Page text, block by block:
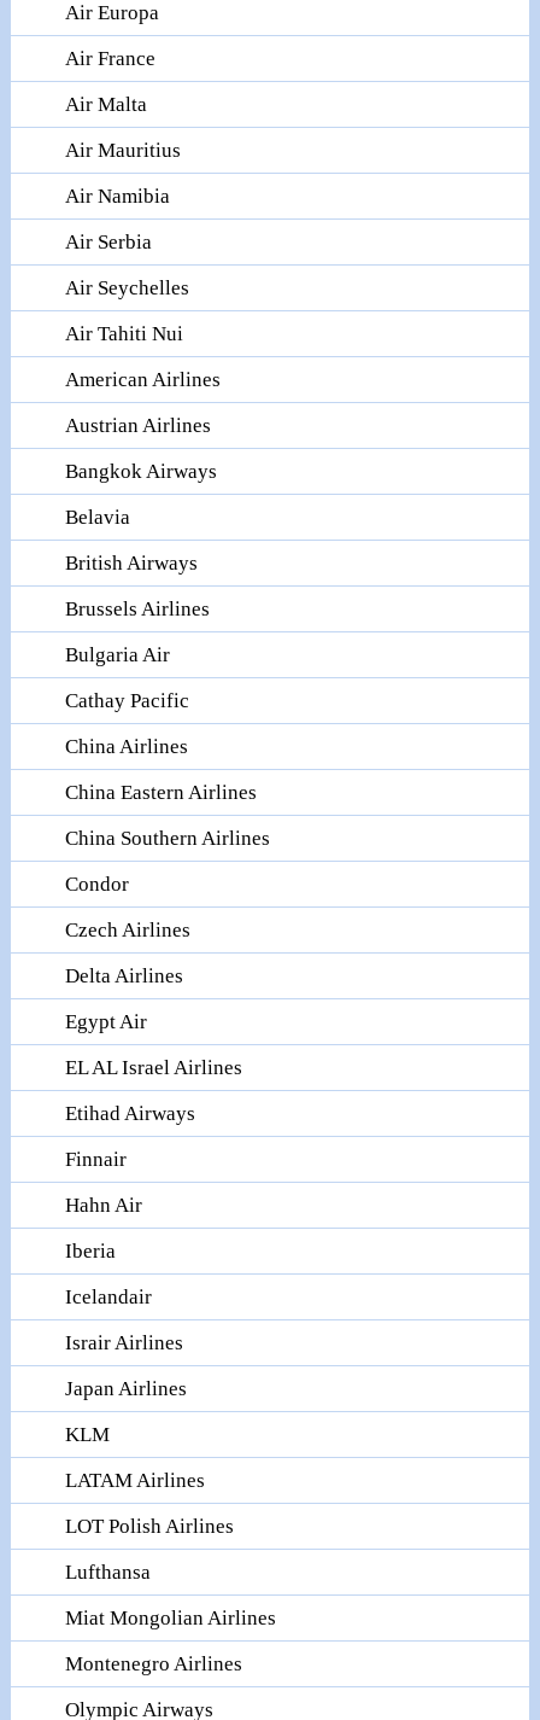
Air Europa
Air France
Air Malta
Air Mauritius
Air Namibia
Air Serbia
Air Seychelles
Air Tahiti Nui
American Airlines
Austrian Airlines
Bangkok Airways
Belavia
British Airways
Brussels Airlines
Bulgaria Air
Cathay Pacific
China Airlines
China Eastern Airlines
China Southern Airlines
Condor
Czech Airlines
Delta Airlines
Egypt Air
EL AL Israel Airlines
Etihad Airways
Finnair
Hahn Air
Iberia
Icelandair
Israir Airlines
Japan Airlines
KLM
LATAM Airlines
LOT Polish Airlines
Lufthansa
Miat Mongolian Airlines
Montenegro Airlines
Olympic Airways